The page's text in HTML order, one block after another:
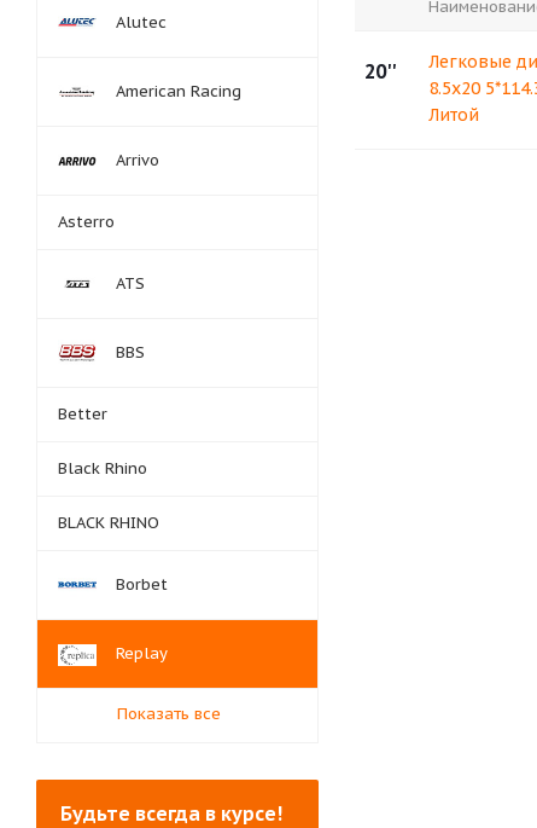
20''
Легковые
8.5x20
Литой
Alutec
American Racing
Arrivo
Asterro
ATS
BBS
Better
Black Rhino
BLACK RHINO
Borbet
Replay
Показать все
Будьте всегда в курсе!